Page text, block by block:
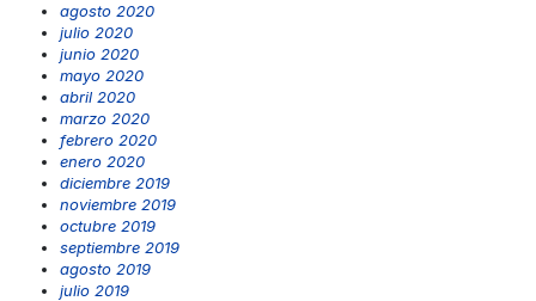
agosto 2020
julio 2020
junio 2020
mayo 2020
abril 2020
marzo 2020
febrero 2020
enero 2020
diciembre 2019
noviembre 2019
octubre 2019
septiembre 2019
agosto 2019
julio 2019